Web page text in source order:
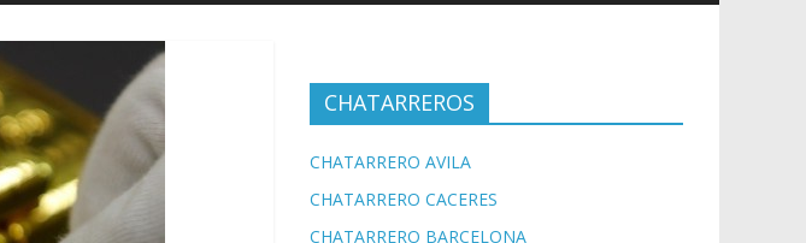
CHATARREROS
CHATARRERO AVILA
CHATARRERO CACERES
CHATARRERO BARCELONA